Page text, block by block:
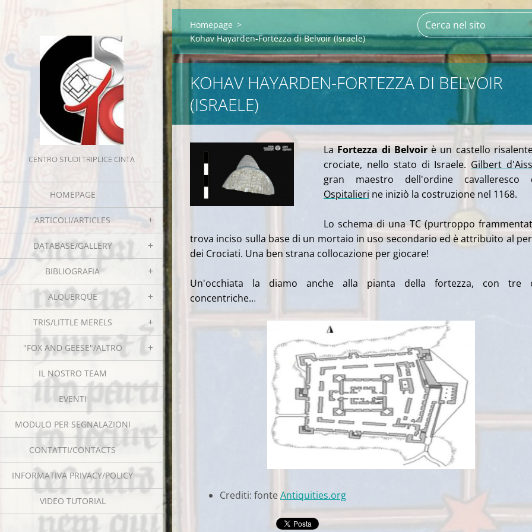
CENTRO STUDI TRIPLICE CINTA
HOMEPAGE
ARTICOLI/ARTICLES
DATABASE/GALLERY
BIBLIOGRAFIA
ALQUERQUE
TRIS/LITTLE MERELS
"FOX AND GEESE"/ALTRO
IL NOSTRO TEAM
EVENTI
MODULO PER SEGNALAZIONI
CONTATTI/CONTACTS
INFORMATIVA PRIVACY/POLICY
VIDEO TUTORIAL
Homepage >
Kohav Hayarden-Fortezza di Belvoir (Israele)
KOHAV HAYARDEN-FORTEZZA DI BELVOIR
(ISRAELE)
La Fortezza di Belvoirè un castello
crociate, nello stato di Israele. Gilbert
gran maestro dell'ordine cavalleresco
Ospitalieri ne iniziò la costruzione nel 1168.
Lo schema di una TC (purtroppo
trova inciso sulla base di un mortaio in uso secondario ed è attribuito al
dei Crociati. Una ben strana collocazione per giocare!
Un'occhiata la diamo anche alla pianta della fortezza, con tre
concentriche...
Crediti: fonteAntiquities.org